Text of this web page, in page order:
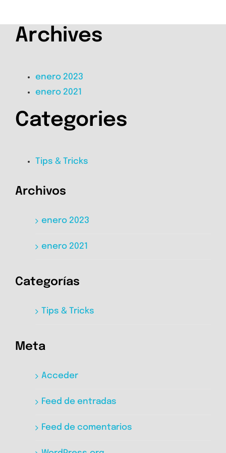
Archives
enero 2023
enero 2021
Categories
Tips & Tricks
Archivos
enero 2023
enero 2021
Categorías
Tips & Tricks
Meta
Acceder
Feed de entradas
Feed de comentarios